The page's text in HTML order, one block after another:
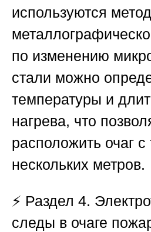
используются
по изменению
стали можно
температуры и
нагрева, что
расположить очаг
нескольких метров.
⚡ Раздел 4.
следы в очаге